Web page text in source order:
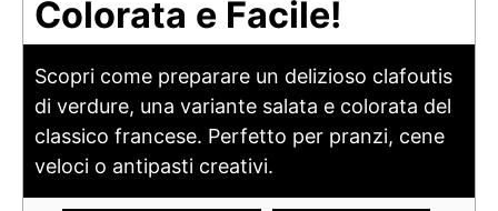
Colorata e Facile!
Scopri come preparare un delizioso clafoutis
di verdure, una variante salata e colorata del
classico francese. Perfetto per pranzi, cene
veloci o antipasti creativi.